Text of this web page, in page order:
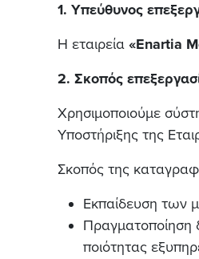
1. Υπεύθυνος
Η εταιρεία «Enartia
2. Σκοπός
Χρησιμοποιούμε
Υποστήριξης της
Σκοπός της
Εκπαίδευση των
Πραγματοποίηση
ποιότητας